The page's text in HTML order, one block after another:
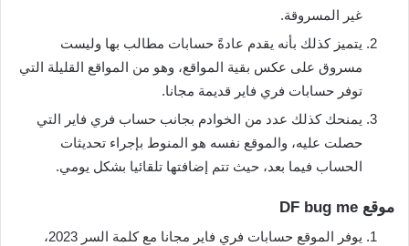
غير المسروقة.
يتميز كذلك بأنه يقدم عادةً حسابات مطالب بها وليست
مسروق على عكس بقية المواقع، وهو من المواقع القليلة التي
توفر حسابات فري فاير قديمة مجانا.
يمنحك كذلك عدد من الخوادم بجانب حساب فري فاير التي
حصلت عليه، والموقع نفسه هو المنوط بإجراء تحديثات
الحساب فيما بعد، حيث تتم إضافتها تلقائيا بشكل يومي.
موقع DF bug me
يوفر الموقع حسابات فري فاير مجانا مع كلمة السر 2023،